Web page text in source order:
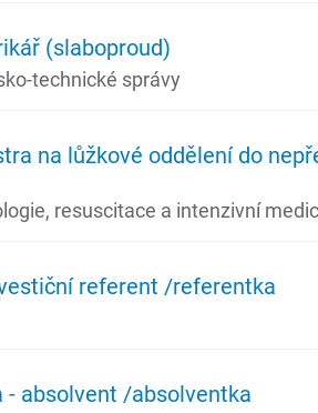
(slaboproud)
technické správy
na lůžkové oddělení do
resuscitace a intenzivní
referent /referentka
- absolvent /absolventka